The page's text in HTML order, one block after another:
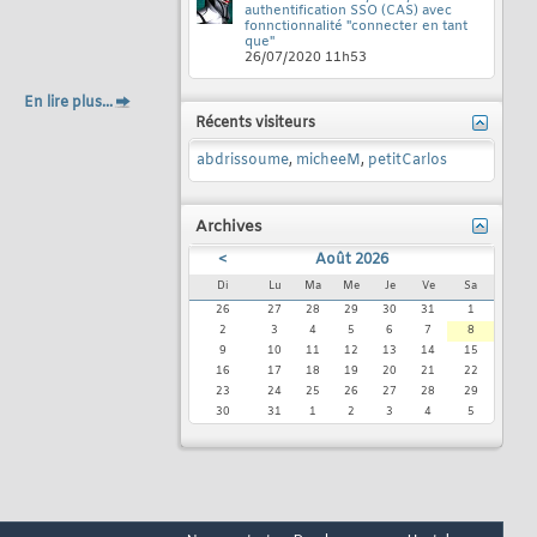
En lire plus...
authentification SSO (CAS) avec
fonnctionnalité "connecter en tant
que"
26/07/2020 11h53
Récents visiteurs
abdrissoume, micheeM, petitCarlos
Archives
< Août 2026
Di Lu Ma Me Je Ve
Sa
26
27 28 29 30 31
1
2
3 4 5 6 7
8
9
10 11 12 13 14
15
16
17 18 19 20 21
22
23
24 25 26 27 28
29
30
31 1 2 3 4 5